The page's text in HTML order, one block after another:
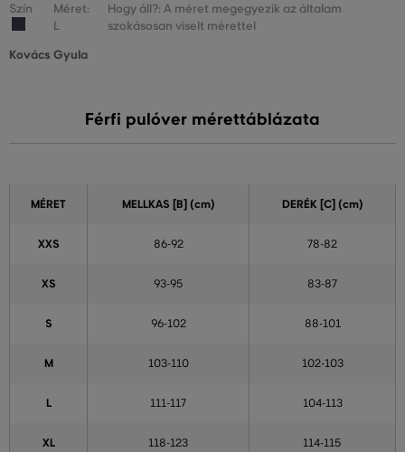
Szín
Méret:
L
Hogy áll?: A méret megegyezik az általam
szokásosan viselt mérettel
Kovács Gyula
Férfi pulóver mérettáblázata
MÉRET MELLKAS [B] (cm) DERÉK [C] (cm)
XXS 86-92 78-82
XS 93-95 83-87
S 96-102 88-101
M 103-110 102-103
L 111-117 104-113
XL 118-123 114-115